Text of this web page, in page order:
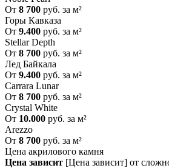
От 8 700 руб. за м²
Горы Кавказа
От 9.400 руб. за м²
Stellar Depth
От 8 700 руб. за м²
Лед Байкала
От 9.400 руб. за м²
Carrara Lunar
От 8 700 руб. за м²
Crystal White
От 10.000 руб. за м²
Arezzo
От 8 700 руб. за м²
Цена акрилового камня
Цена зависит [Цена зависит] от